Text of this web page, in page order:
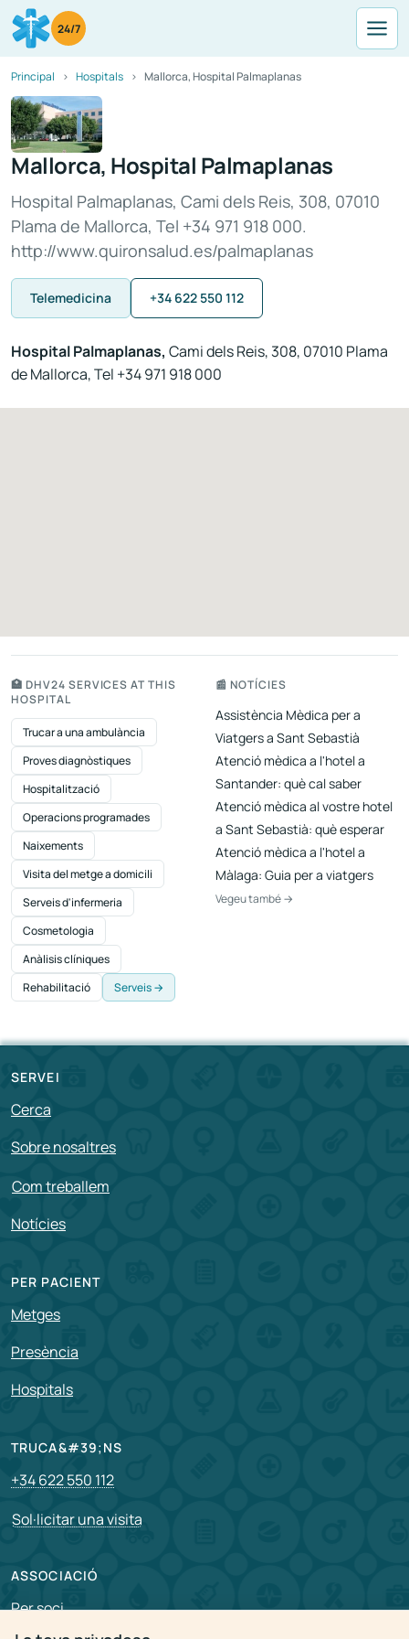
24/7
Principal Hospitals Mallorca, Hospital Palmaplanas
Mallorca, Hospital Palmaplanas
Hospital Palmaplanas, Cami dels Reis, 308, 07010
Plama de Mallorca, Tel +34 971 918 000.
http://www.quironsalud.es/palmaplanas
Telemedicina +34 622 550 112
Hospital Palmaplanas, Cami dels Reis, 308, 07010 Plama
de Mallorca, Tel +34 971 918 000
🏥 DHV24 SERVICES AT THIS
HOSPITAL
Trucar a una ambulància
Proves diagnòstiques
Hospitalització
Operacions programades
Naixements
Visita del metge a domicili
Serveis d'infermeria
Cosmetologia
Anàlisis clíniques
Rehabilitació
Serveis →
📰 NOTÍCIES
Assistència Mèdica per a
Viatgers a Sant Sebastià
Atenció mèdica a l'hotel a
Santander: què cal saber
Atenció mèdica al vostre hotel
a Sant Sebastià: què esperar
Atenció mèdica a l'hotel a
Màlaga: Guia per a viatgers
Vegeu també →
SERVEI
Cerca
Sobre nosaltres
Com treballem
Notícies
PER PACIENT
Metges
Presència
Hospitals
TRUCA&#39;NS
+34 622 550 112
Sol·licitar una visita
ASSOCIACIÓ
Per soci